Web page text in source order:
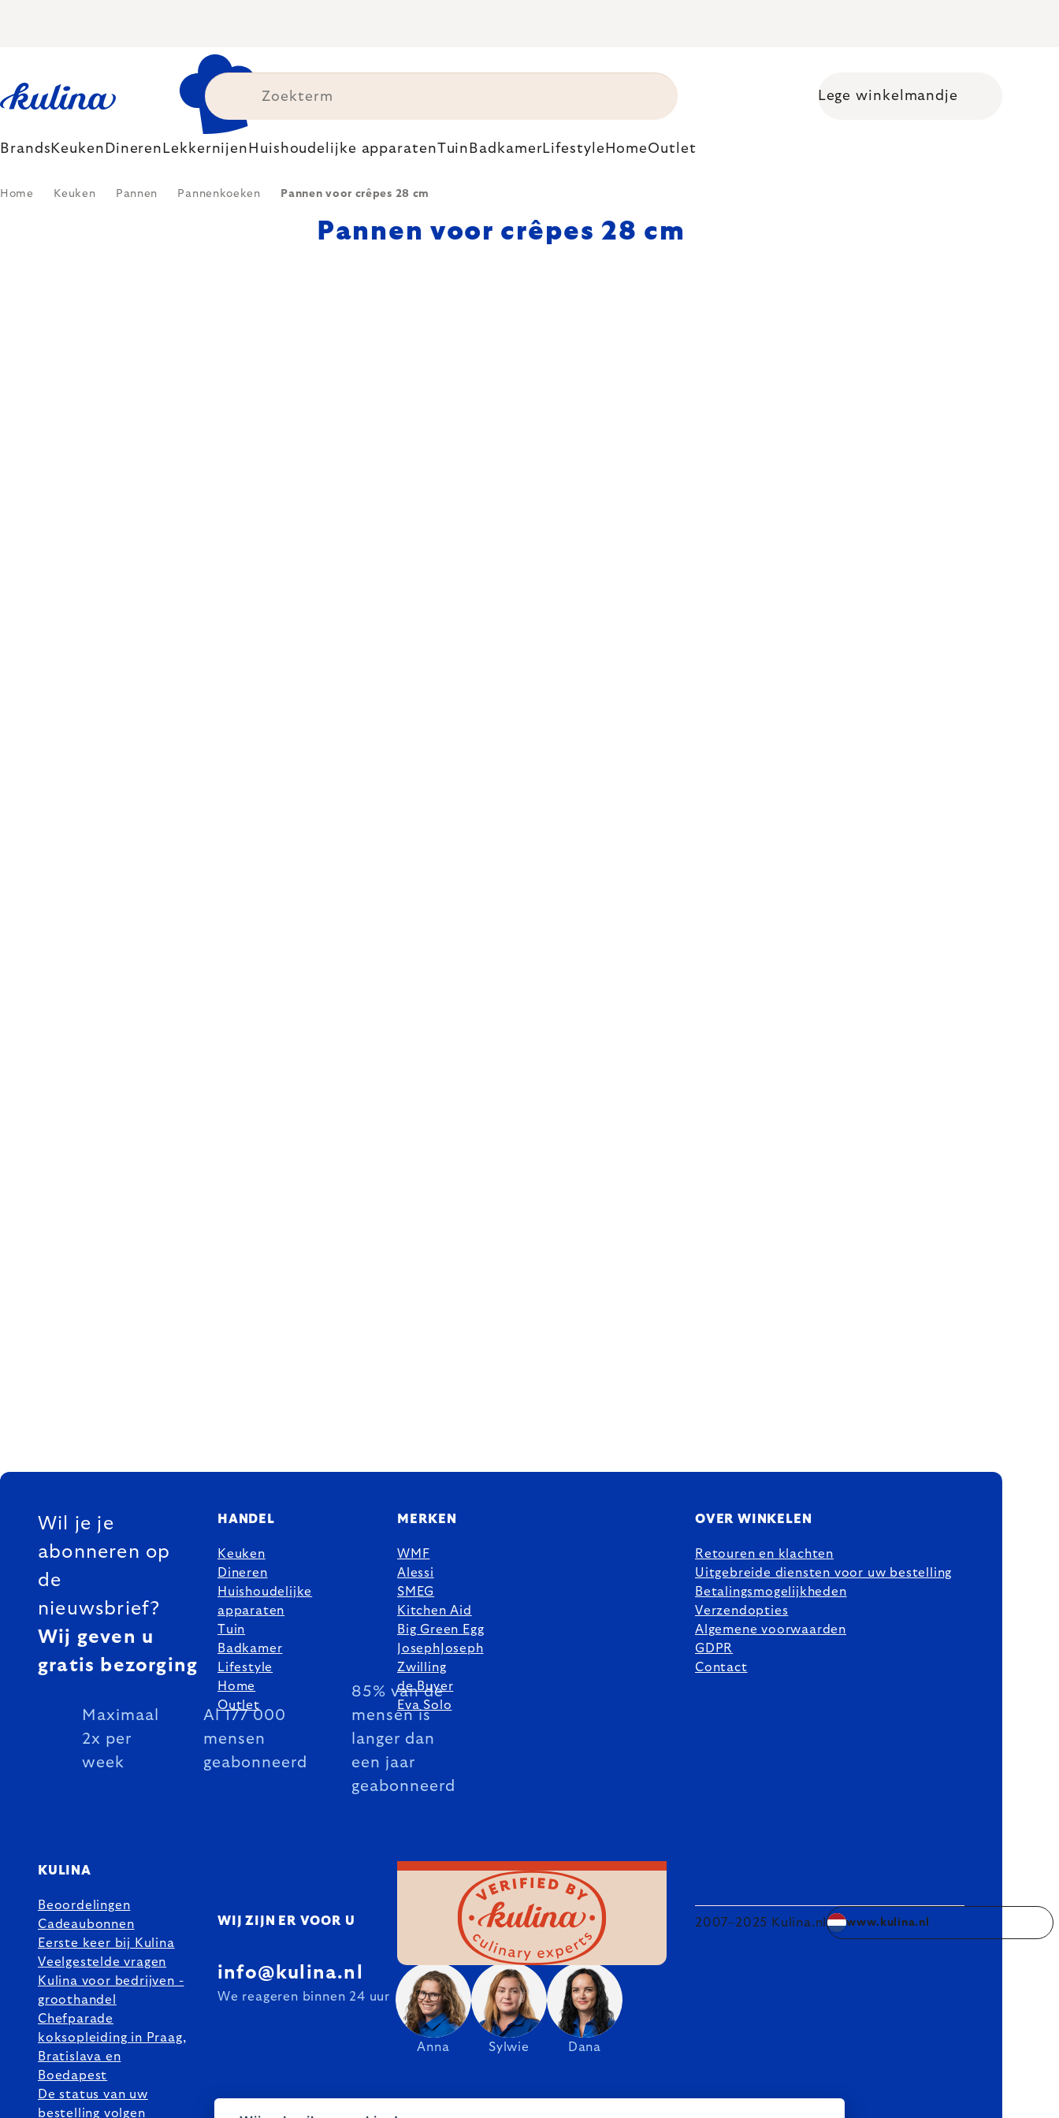
Shopping cart
Lege winkelmandje
Brands Keuken Dineren Lekkernijen Huishoudelijke apparatenTuin BadkamerLifestyle HomeOutlet
Home Keuken Pannen Pannenkoeken Pannen voor crêpes 28 cm
Pannen voor crêpes 28 cm
FOOTER
Wil je je
abonneren op
de
nieuwsbrief?
Wij geven u
gratis bezorging
Maximaal
2x per
week
Al 177 000
mensen
geabonneerd
85% van de
mensen is
langer dan
een jaar
geabonneerd
HANDEL
Keuken
Dineren
Huishoudelijke
apparaten
Tuin
Badkamer
Lifestyle
Home
Outlet
MERKEN
WMF
Alessi
SMEG
Kitchen Aid
Big Green Egg
JosephJoseph
Zwilling
de Buyer
Eva Solo
OVER WINKELEN
Retouren en klachten
Uitgebreide diensten voor uw bestelling
Betalingsmogelijkheden
Verzendopties
Algemene voorwaarden
GDPR
Contact
KULINA
Beoordelingen
Cadeaubonnen
Eerste keer bij Kulina
Veelgestelde vragen
Kulina voor bedrijven -
groothandel
Chefparade
koksopleiding in Praag,
Bratislava en
Boedapest
De status van uw
bestelling volgen
WIJ ZIJN ER VOOR U
Anna Sylwie Dana
info@kulina.nl
We reageren binnen 24 uur
2007–2025 Kulina.nl www.kulina.nl